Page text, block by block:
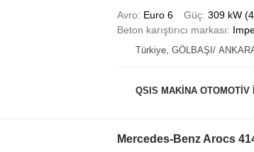
Avro
Euro 6 Güç 309 kW
Beton karıştırıcı markası
Türkiye, GÖLBAŞI/
QSIS MAKİNA OTOMOTİV
Mercedes-Benz Arocs